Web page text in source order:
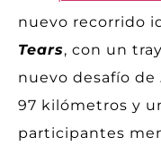
nuevo recorrido
Tears, con un
nuevo desafío de
97 kilómetros y
participantes